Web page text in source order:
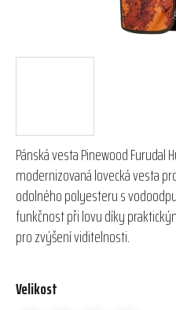
Pánská vesta Pinewood Furudal
modernizovaná lovecká vesta
odolného polyesteru s
funkčnost při lovu díky
pro zvýšení viditelnosti.
Velikost